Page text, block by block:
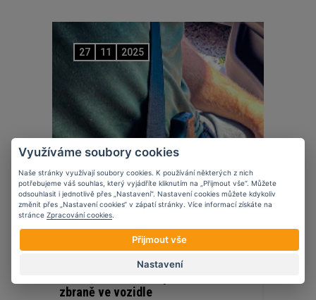
27 11 2025
zbraně ve vozidle
Využíváme soubory cookies
Naše stránky využívají soubory cookies. K používání některých z nich
potřebujeme váš souhlas, který vyjádříte kliknutím na „Přijmout vše“. Můžete
odsouhlasit i jednotlivě přes „Nastavení“. Nastavení cookies můžete kdykoliv
změnit přes „Nastavení cookies“ v zápatí stránky. Více informací získáte na
stránce Zpracování cookies
Přijmout vše
Nastavení